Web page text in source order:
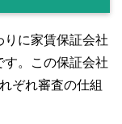
に家賃保証会社
。この保証会社
ぞれ審査の仕組